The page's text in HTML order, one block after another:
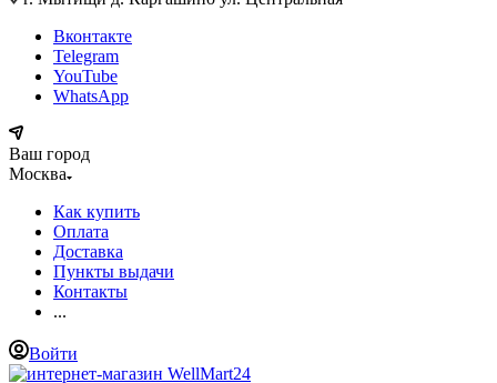
Вконтакте
Telegram
YouTube
WhatsApp
Ваш город
Москва
Как купить
Оплата
Доставка
Пункты выдачи
Контакты
...
Войти